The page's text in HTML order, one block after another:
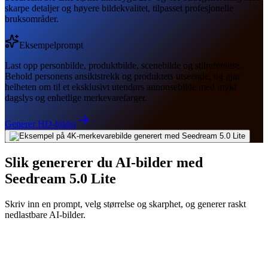
skarpe detaljer og høyere bildekvalitet, tilpasset profesjonelle
bruksområder.
Eksempelprompt
Last opp personbilde, produktbilde, scenebilde og stilreferanse.
Behold personens ansiktstrekk og produktets utseende, og gjør
helheten om til et eksklusivt utendørs annonsebilde med mykt
dagslys og enhetlige merkevarefarger.
Generer HD-bilder
Slik genererer du AI-bilder med
Seedream 5.0 Lite
Skriv inn en prompt, velg størrelse og skarphet, og generer raskt
nedlastbare AI-bilder.